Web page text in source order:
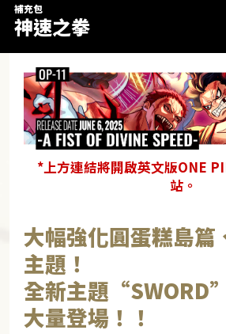
補充包
神速之拳
*上方連結將開啟英文版ONE
站。
大幅強化圓蛋糕島篇
主題！
全新主題
大量登場！！